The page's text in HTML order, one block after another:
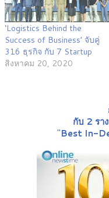
‘Logistics Behind the
Success of Business’ จับคู่
316 ธุรกิจ กับ 7 Startup
สิงหาคม 20, 2020
กับ 2 รา
"Best In-